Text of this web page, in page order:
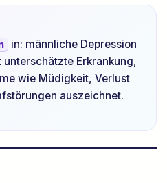
in: männliche Depression
Erkrankung,
wie Müdigkeit, Verlust
auszeichnet.